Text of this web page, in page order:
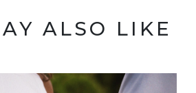
ALSO LIKE